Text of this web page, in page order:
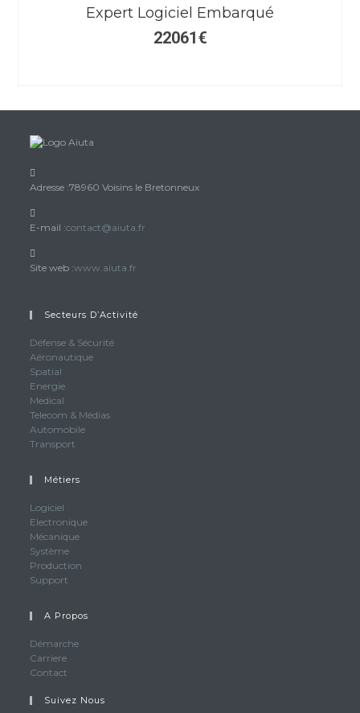
Expert Logiciel Embarqué
22061 €
Adresse :78960 Voisins le Bretonneux
E-mail :contact@aiuta.fr
Site web :www.aiuta.fr
Secteurs D’Activité
Défense & Sécurité
Aéronautique
Spatial
Energie
Medical
Telecom & Médias
Automobile
Transport
Métiers
Logiciel
dans
un
nouvel
onglet
ElectroniqueS’ouvre
MécaniqueS’ouvre
un
SystèmeS’ouvre
dans
onglet
Production
nouvel
Support
un
onglet
A Propos
DémarcheS’ouvre
nouvel
CarriereS’ouvre
dans
Contact
un
Suivez Nous